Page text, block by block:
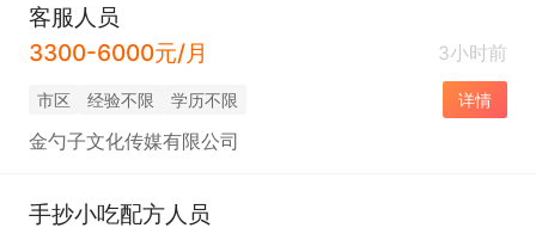
客服人员
3300-6000元/月
3小时前
市区 经验不限 学历不限 详情
金勺子文化传媒有限公司
手抄小吃配方人员